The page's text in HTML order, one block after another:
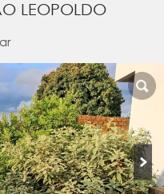
LEOPOLDO